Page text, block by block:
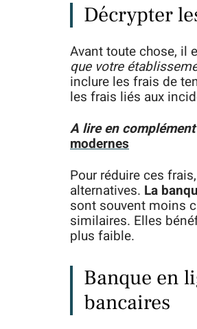
Décrypter
Avant toute chose, il
que votre
inclure les frais de
les frais liés aux
A lire en
modernes
Pour réduire ces
alternatives. La
sont souvent moins
similaires. Elles
plus faible.
Banque en
bancaires